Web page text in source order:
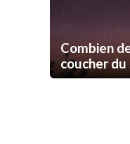
Combien
coucher